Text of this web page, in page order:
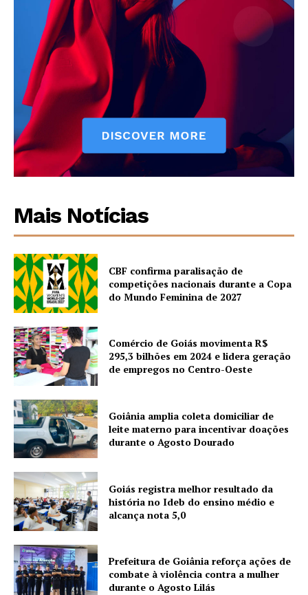
Mais Notícias
CBF confirma paralisação de
competições nacionais durante a Copa
do Mundo Feminina de 2027
Comércio de Goiás movimenta R$
295,3 bilhões em 2024 e lidera geração
de empregos no Centro-Oeste
Goiânia amplia coleta domiciliar de
leite materno para incentivar doações
durante o Agosto Dourado
Goiás registra melhor resultado da
história no Ideb do ensino médio e
alcança nota 5,0
Prefeitura de Goiânia reforça ações de
combate à violência contra a mulher
durante o Agosto Lilás